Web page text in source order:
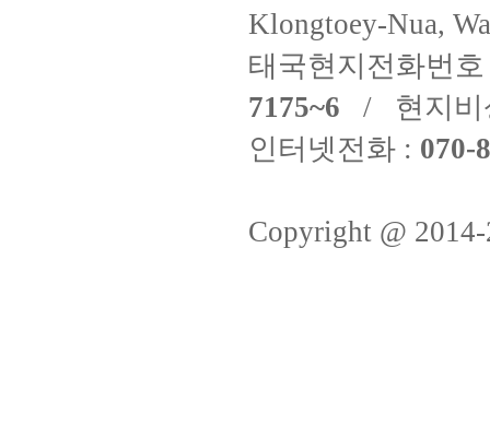
Klongtoey-Nua,
태국현지전화번
7175~6 / 현지비
인터넷전화 : 070-
Copyright @